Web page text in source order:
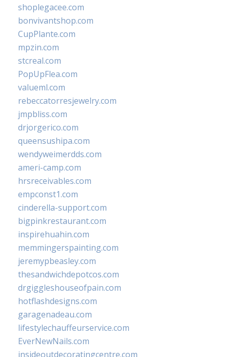
shoplegacee.com
bonvivantshop.com
CupPlante.com
mpzin.com
stcreal.com
PopUpFlea.com
valueml.com
rebeccatorresjewelry.com
jmpbliss.com
drjorgerico.com
queensushipa.com
wendyweimerdds.com
ameri-camp.com
hrsreceivables.com
empconst1.com
cinderella-support.com
bigpinkrestaurant.com
inspirehuahin.com
memmingerspainting.com
jeremypbeasley.com
thesandwichdepotcos.com
drgiggleshouseofpain.com
hotflashdesigns.com
garagenadeau.com
lifestylechauffeurservice.com
EverNewNails.com
insideoutdecoratingcentre.com